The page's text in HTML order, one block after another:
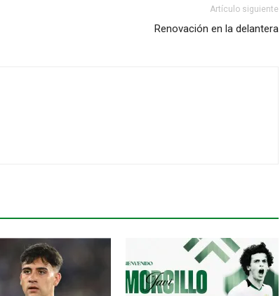
Artículo siguiente
Renovación en la delantera